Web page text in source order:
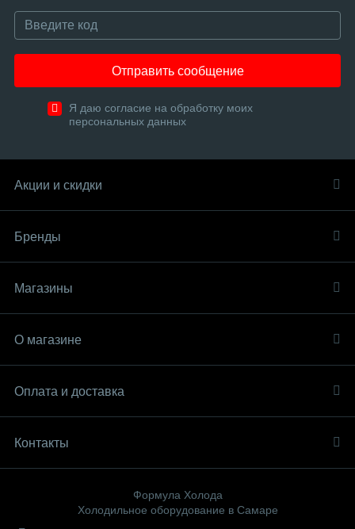
Отправить сообщение
Я даю согласие на обработку моих
персональных данных
Акции и скидки
Бренды
Магазины
О магазине
Оплата и доставка
Контакты
Формула Холода
Холодильное оборудование в Самаре